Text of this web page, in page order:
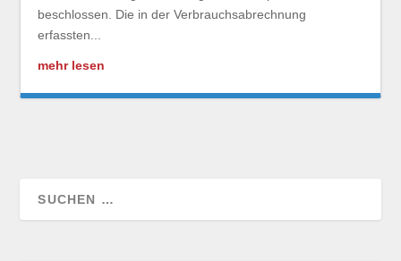
beschlossen. Die in der Verbrauchsabrechnung
erfassten...
mehr lesen